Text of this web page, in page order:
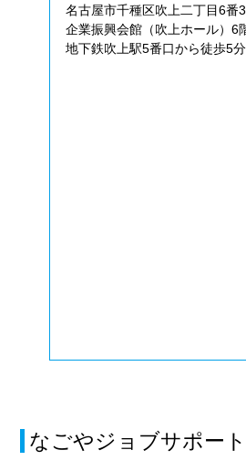
名古屋市千種区吹上二丁目6番
企業振興会館（吹上ホール）6
地下鉄吹上駅5番口から徒歩5分
なごやジョブサポー